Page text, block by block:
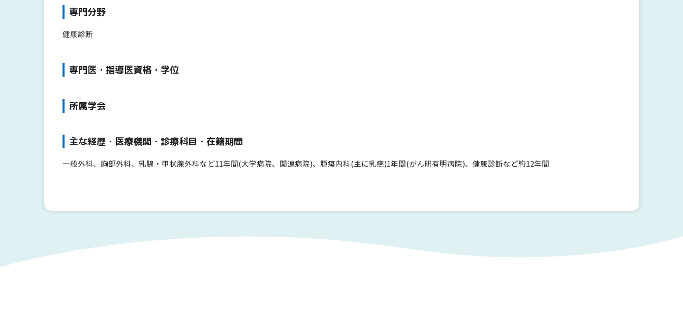
専門分野
健康診断
専門医・指導医資格・学位
所属学会
主な経歴・医療機関・診療科目・在籍期間
一般外科、胸部外科、乳腺・甲状腺外科など11年間(大学病院、関連病院)、腫瘍内科(主に乳癌)1年間(がん研有明病院)、健康診断など約12年間